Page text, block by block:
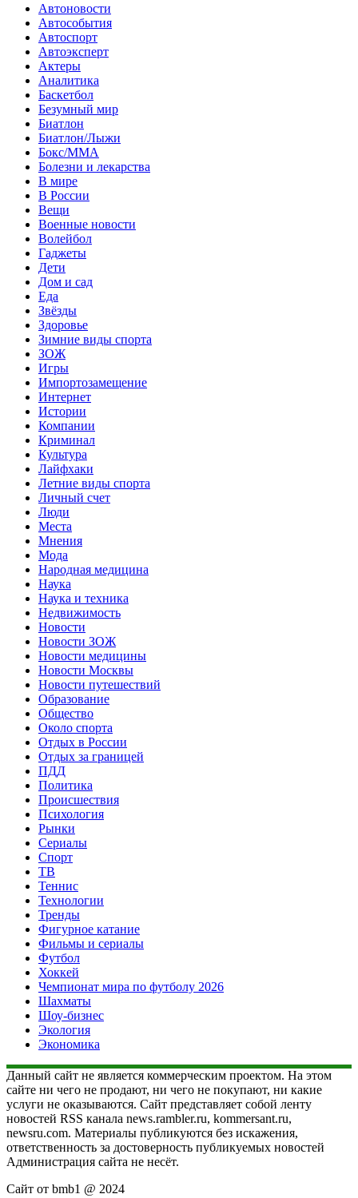
Автоновости
Автособытия
Автоспорт
Автоэксперт
Актеры
Аналитика
Баскетбол
Безумный мир
Биатлон
Биатлон/Лыжи
Бокс/MMA
Болезни и лекарства
В мире
В России
Вещи
Военные новости
Волейбол
Гаджеты
Дети
Дом и сад
Еда
Звёзды
Здоровье
Зимние виды спорта
ЗОЖ
Игры
Импортозамещение
Интернет
Истории
Компании
Криминал
Культура
Лайфхаки
Летние виды спорта
Личный счет
Люди
Места
Мнения
Мода
Народная медицина
Наука
Наука и техника
Недвижимость
Новости
Новости ЗОЖ
Новости медицины
Новости Москвы
Новости путешествий
Образование
Общество
Около спорта
Отдых в России
Отдых за границей
ПДД
Политика
Происшествия
Психология
Рынки
Сериалы
Спорт
ТВ
Теннис
Технологии
Тренды
Фигурное катание
Фильмы и сериалы
Футбол
Хоккей
Чемпионат мира по футболу 2026
Шахматы
Шоу-бизнес
Экология
Экономика
Данный сайт не является коммерческим проектом. На этом
сайте ни чего не продают, ни чего не покупают, ни какие
услуги не оказываются. Сайт представляет собой ленту
новостей RSS канала news.rambler.ru, kommersant.ru,
newsru.com. Материалы публикуются без искажения,
ответственность за достоверность публикуемых новостей
Администрация сайта не несёт.
Сайт от bmb1 @ 2024